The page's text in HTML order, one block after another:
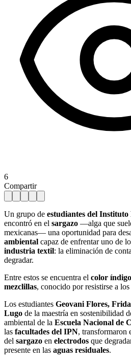
6
Compartir
Un grupo de estudiantes del
encontró en el sargazo —alga que
mexicanas— una oportunidad para
ambiental capaz de enfrentar uno de
industria textil: la eliminación de
degradar.
Entre estos se encuentra el color índigo
mezclillas, conocido por resistirse a
Los estudiantes Geovani Flores,
Lugo de la maestría en sostenibilidad
ambiental de la Escuela Nacional de
las facultades del IPN, transformaron
del sargazo en electrodos que
presente en las aguas residuales.